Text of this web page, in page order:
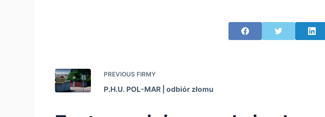
PREVIOUS FIRMY
P.H.U. POL-MAR | оdbiór złomu